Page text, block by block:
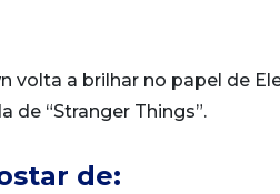
volta a brilhar no papel de
de “Stranger Things”.
de: